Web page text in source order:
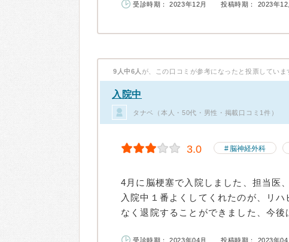
受診時期： 2023年12月 投稿時期： 2023年12
9人中6人 が、この口コミが参考になったと投票していま
入院中
タナベ（本人・50代・男性・掲載口コミ1件）
3.0 脳神経外科
4月に脳梗塞で入院しました、担当医
入院中１番よくしてくれたのが、リ
なく退院することができました、今後
受診時期： 2023年04月 投稿時期： 2023年04